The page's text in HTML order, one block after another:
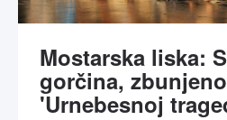
Mostarska liska:
gorčina,
'Urnebesnoj